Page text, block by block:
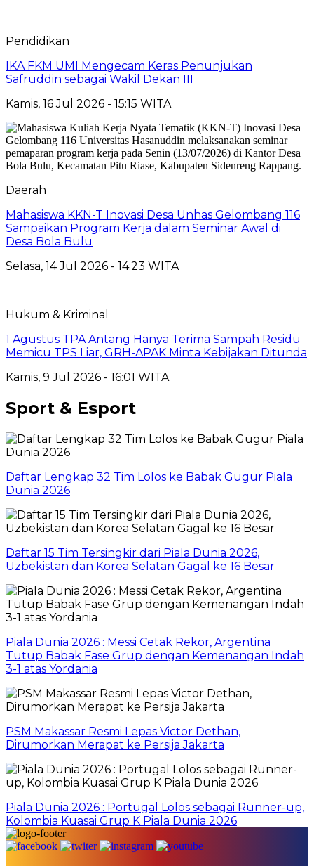
Pendidikan
IKA FKM UMI Mengecam Keras Penunjukan
Safruddin sebagai Wakil Dekan III
Kamis, 16 Jul 2026 - 15:15 WITA
Daerah
Mahasiswa KKN-T Inovasi Desa Unhas Gelombang 116
Sampaikan Program Kerja dalam Seminar Awal di
Desa Bola Bulu
Selasa, 14 Jul 2026 - 14:23 WITA
Hukum & Kriminal
1 Agustus TPA Antang Hanya Terima Sampah Residu
Memicu TPS Liar, GRH-APAK Minta Kebijakan Ditunda
Kamis, 9 Jul 2026 - 16:01 WITA
Sport & Esport
Daftar Lengkap 32 Tim Lolos ke Babak Gugur Piala
Dunia 2026
Daftar 15 Tim Tersingkir dari Piala Dunia 2026,
Uzbekistan dan Korea Selatan Gagal ke 16 Besar
Piala Dunia 2026 : Messi Cetak Rekor, Argentina
Tutup Babak Fase Grup dengan Kemenangan Indah
3-1 atas Yordania
PSM Makassar Resmi Lepas Victor Dethan,
Dirumorkan Merapat ke Persija Jakarta
Piala Dunia 2026 : Portugal Lolos sebagai Runner-up,
Kolombia Kuasai Grup K Piala Dunia 2026